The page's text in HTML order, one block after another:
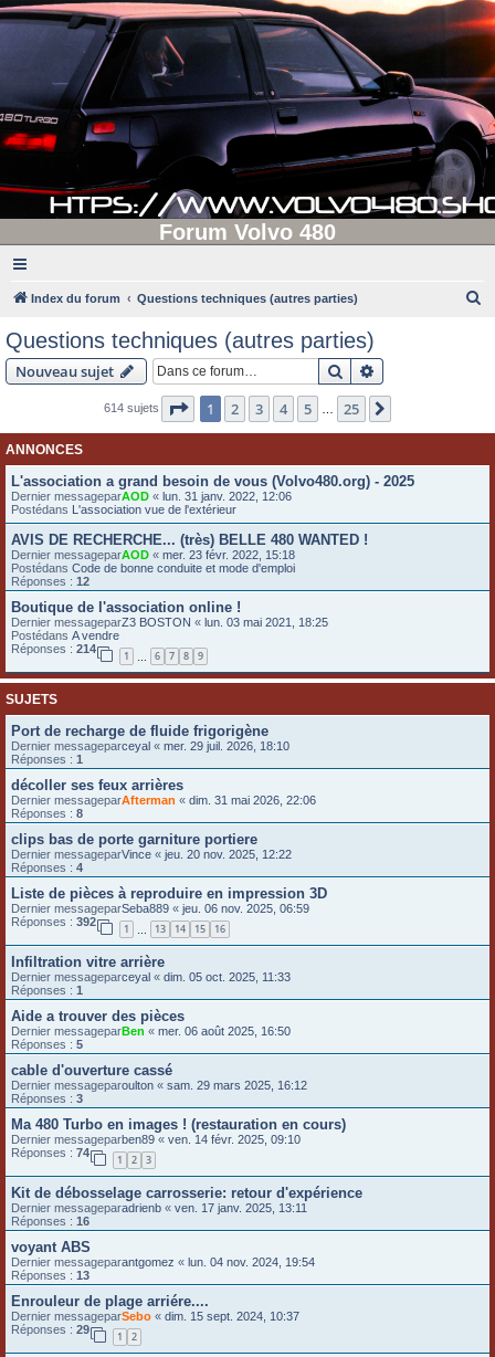
Forum Volvo 480
Index du forum Questions techniques (autres parties)
Questions techniques (autres parties)
Nouveau sujet Rechercher
614 sujets Page 1sur25
1 2 3 4 5 25
ANNONCES
L'association a grand besoin de vous (Volvo480.org) - 2025
Dernier messageparAOD « lun. 31 janv. 2022, 12:06
Postédans L'association vue de l'extérieur
AVIS DE RECHERCHE... (très) BELLE 480 WANTED !
Dernier messageparAOD « mer. 23 févr. 2022, 15:18
Postédans Code de bonne conduite et mode d'emploi
Réponses : 12
Boutique de l'association online !
Dernier messageparZ3 BOSTON « lun. 03 mai 2021, 18:25
Postédans A vendre
Réponses : 214
1 … 6 7 8 9
SUJETS
Port de recharge de fluide frigorigène
Dernier messageparceyal « mer. 29 juil. 2026, 18:10
Réponses : 1
décoller ses feux arrières
Dernier messageparAfterman « dim. 31 mai 2026, 22:06
Réponses : 8
clips bas de porte garniture portiere
Dernier messageparVince « jeu. 20 nov. 2025, 12:22
Réponses : 4
Liste de pièces à reproduire en impression 3D
Dernier messageparSeba889 « jeu. 06 nov. 2025, 06:59
Réponses : 392
1 … 13 14 15 16
Infiltration vitre arrière
Dernier messageparceyal « dim. 05 oct. 2025, 11:33
Réponses : 1
Aide a trouver des pièces
Dernier messageparBen « mer. 06 août 2025, 16:50
Réponses : 5
cable d'ouverture cassé
Dernier messageparoulton « sam. 29 mars 2025, 16:12
Réponses : 3
Ma 480 Turbo en images ! (restauration en cours)
Dernier messageparben89 « ven. 14 févr. 2025, 09:10
Réponses : 74
1 2 3
Kit de débosselage carrosserie: retour d'expérience
Dernier messageparadrienb « ven. 17 janv. 2025, 13:11
Réponses : 16
voyant ABS
Dernier messageparantgomez « lun. 04 nov. 2024, 19:54
Réponses : 13
Enrouleur de plage arriére....
Dernier messageparSebo « dim. 15 sept. 2024, 10:37
Réponses : 29
1 2